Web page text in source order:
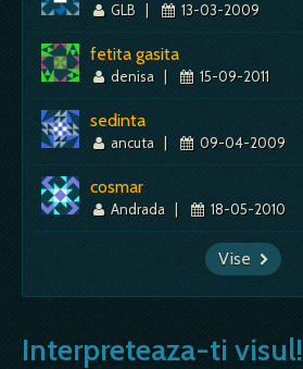
GLB | 13-03-2009
fetita gasita
denisa | 15-09-2011
sedinta
ancuta | 09-04-2009
cosmar
Andrada | 18-05-2010
Vise
Interpreteaza-ti visul!